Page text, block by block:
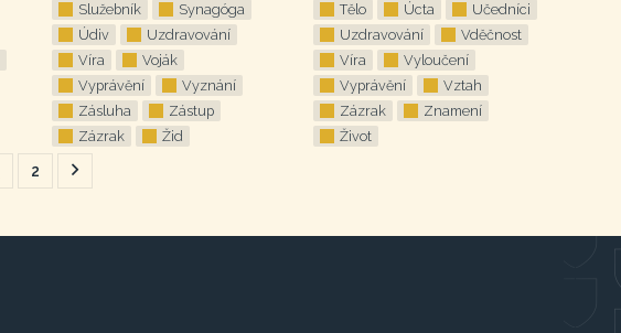
Služebník
Synagóga
Údiv
Uzdravování
Víra
Voják
Vyprávění
Vyznání
Zásluha
Zástup
Zázrak
Žid
Tělo
Úcta
Učedníci
Uzdravování
Vděčnost
Víra
Vyloučení
Vyprávění
Vztah
Zázrak
Znamení
Život
2
Následující